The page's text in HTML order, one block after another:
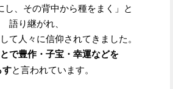
し、その背中から種をまく」と
語り継がれ、
て人々に信仰されてきました。
で豊作・子宝・幸運などを
すと言われています。